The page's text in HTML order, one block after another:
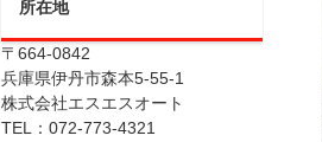
所在地
〒664-0842
兵庫県伊丹市森本5-55-1
株式会社エスエスオート
TEL：072-773-4321